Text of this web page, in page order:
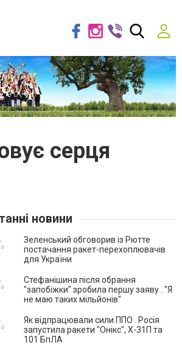
серця
новини
Зеленський обговорив із Рютте
постачання ракет-перехоплювачів
для України
Стефанішина після обрання
"запобіжки" зробила першу заяву . "Я
не маю таких мільйонів"
Як відпрацювали сили ППО . Росія
запустила ракети "Онікс", Х-31П та
101 БпЛА